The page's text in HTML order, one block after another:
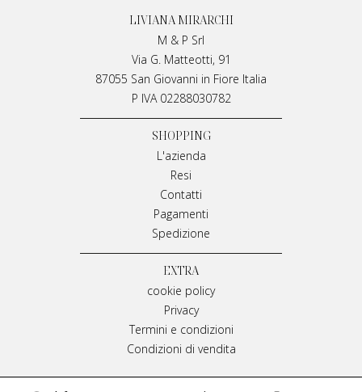
LIVIANA MIRARCHI
M & P Srl
Via G. Matteotti, 91
87055 San Giovanni in Fiore Italia
P IVA 02288030782
SHOPPING
L'azienda
Resi
Contatti
Pagamenti
Spedizione
EXTRA
cookie policy
Privacy
Termini e condizioni
Condizioni di vendita